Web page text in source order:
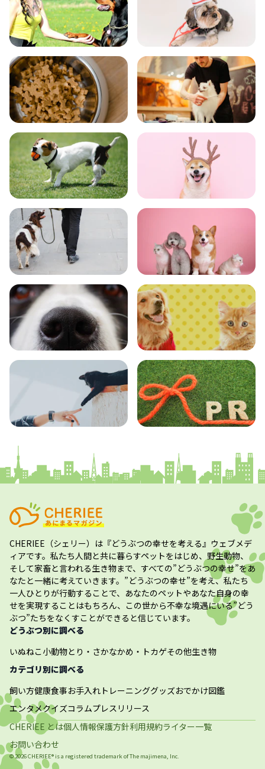
飼い方 健康
食事 お手入れ
トレーニング グッズ
おでかけ 図鑑
エンタメ クイズ
CHERIEE（シェリー） は『どうぶつの幸せを考える』ウェブメデ
ィアです。私たち人間と共に暮らすペットをはじめ、野生動物、
そして家畜と言われる生き物まで、すべての”どうぶつの幸せ”をあ
なたと一緒に考えていきます。”どうぶつの幸せ”を考え、私たち
一人ひとりが行動することで、あなたのペットやあなた自身の幸
せを実現することはもちろん、この世から不幸な境遇にいる”どう
ぶつ”たちをなくすことができると信じています。
どうぶつ別に調べる
いぬねこ小動物とり・さかなかめ・トカゲその他生き物
カテゴリ別に調べる
飼い方健康食事お手入れ トレーニンググッズおでかけ図鑑
エンタメクイズコラムプレスリリース
CHERIEE とは個人情報保護方針利用規約ライター一覧
お問い合わせ
©2026CHERIEE® is a registered trademark of The majimena, Inc.